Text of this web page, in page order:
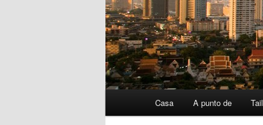
Ir
Saltar
Casa A punto de